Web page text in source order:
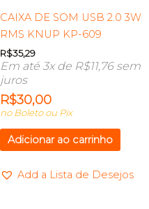
CAIXA DE SOM USB 2.0 3W
RMS KNUP KP-609
R$35,29
Em até 3x de R$11,76sem
juros
R$30,00
no Boleto ou Pix
Adicionar ao carrinho
Add a Lista de Desejos